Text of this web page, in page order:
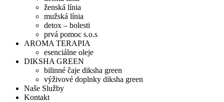
ženská línia
mužská línia
detox – bolesti
prvá pomoc s.o.s
AROMA TERAPIA
esenciálne oleje
DIKSHA GREEN
bilinné čaje diksha green
výživové doplnky diksha green
Naše Služby
Kontakt